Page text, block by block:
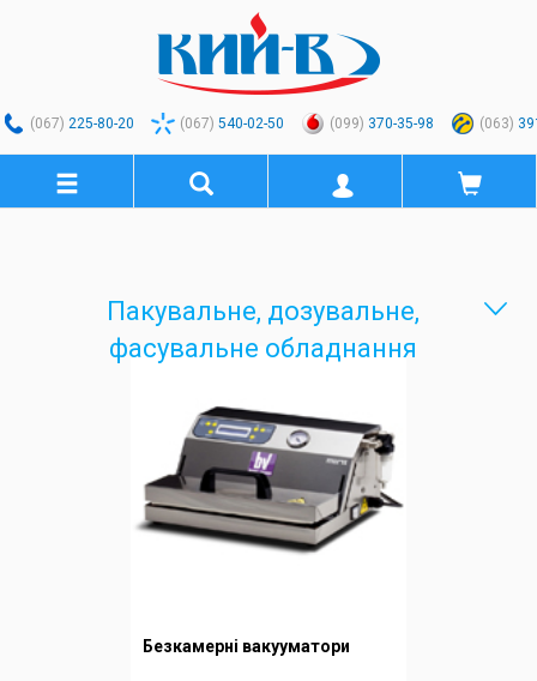
(067) 225-80-20 (067) 540-02-50 (099) 370-35-98 (063)
Пакувальне, дозувальне,
фасувальне обладнання
Безкамерні вакууматори